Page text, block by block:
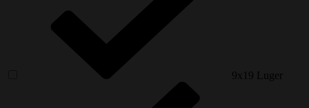
9x19 Luger